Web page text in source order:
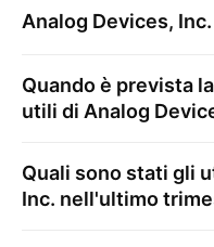
Analog Devices, Inc.
Quando è prevista
utili di Analog
Quali sono stati gli
Inc. nell'ultimo